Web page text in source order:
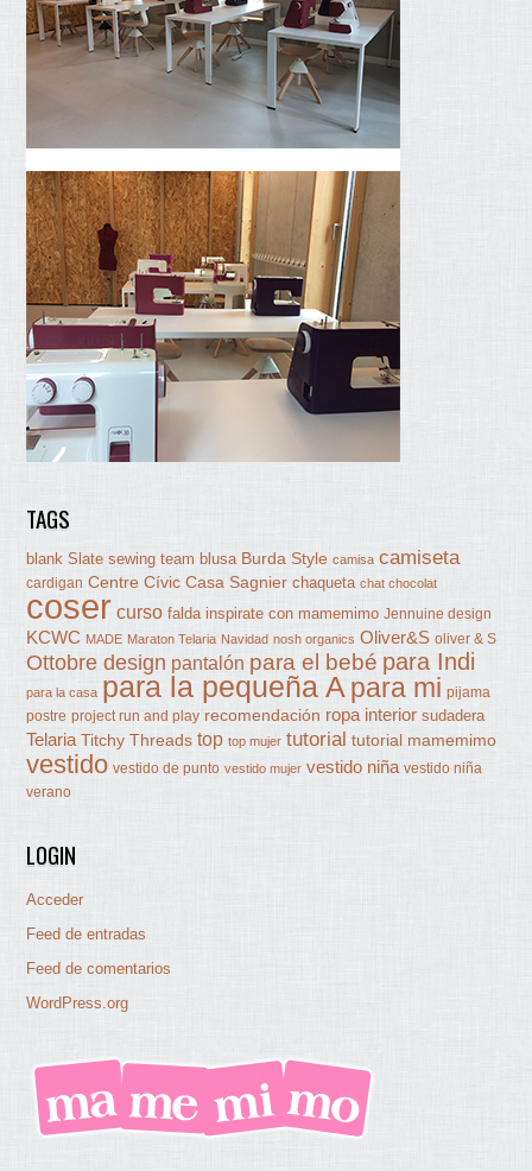
TAGS
blank Slate sewing team blusa Burda Style camisa camiseta
cardigan Centre Cívic Casa Sagnier chaqueta chat chocolat
coser curso falda inspirate con mamemimo Jennuine design
KCWC MADE Maraton Telaria Navidad nosh organics Oliver&S oliver & S
Ottobre design pantalón para el bebé para Indi
para la casa para la pequeña A para mi pijama
postre project run and play recomendación ropa interior sudadera
Telaria Titchy Threads top top mujer tutorial tutorial mamemimo
vestido vestido de punto vestido mujer vestido niña vestido niña
verano
LOGIN
Acceder
Feed de entradas
Feed de comentarios
WordPress.org